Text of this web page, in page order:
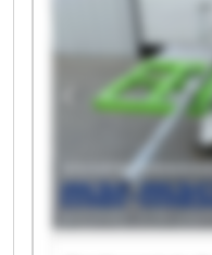
Grebe GmbH
Omnibusverkehr
Grebe GmbH
Omnibusverkehr
Grebe GmbH
Omnibusverkehr
Grebe GmbH